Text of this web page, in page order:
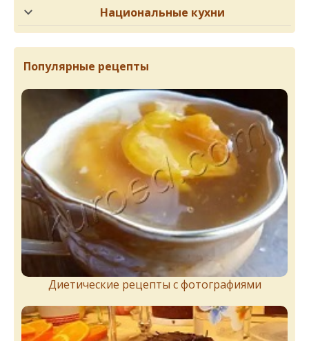
Национальные кухни
Популярные рецепты
Диетические рецепты с фотографиями